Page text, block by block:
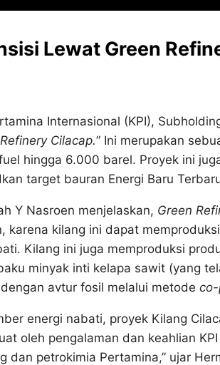
Lewat Green
Internasional (KPI),
Cilacap.” Ini merupakan
hingga 6.000 barel. Proyek ini
target bauran Energi Baru
Y Nasroen menjelaskan, Green
karena kilang ini dapat memproduksi
Kilang ini juga memproduksi
minyak inti kelapa sawit (yang
avtur fosil melalui metode
energi nabati, proyek Kilang
oleh pengalaman dan keahlian
dan petrokimia Pertamina,” ujar